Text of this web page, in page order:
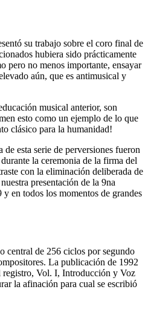
su trabajo sobre el coro final de
hubiera sido prácticamente
pero no menos importante, ensayar
aún, que es antimusical y
musical anterior, son
esto como un ejemplo de lo que
clásico para la humanidad!
esta serie de perversiones fueron
la ceremonia de la firma del
con la eliminación deliberada de
presentación de la 9na
en todos los momentos de grandes
central de 256 ciclos por segundo
La publicación de 1992
registro, Vol. I, Introducción y Voz
la afinación para cual se escribió